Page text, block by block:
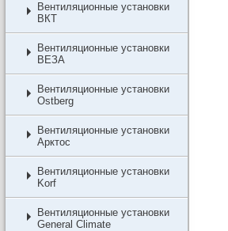
Вентиляционные установки
ВКТ
Вентиляционные установки
ВЕЗА
Вентиляционные установки
Ostberg
Вентиляционные установки
Арктос
Вентиляционные установки
Korf
Вентиляционные установки
General Climate